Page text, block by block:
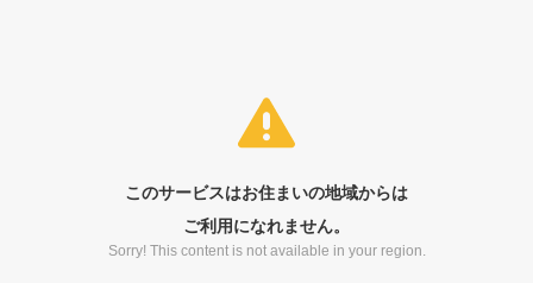
このサービスはお住まいの地域からは
ご利用になれません。
Sorry! This content is not available in your region.